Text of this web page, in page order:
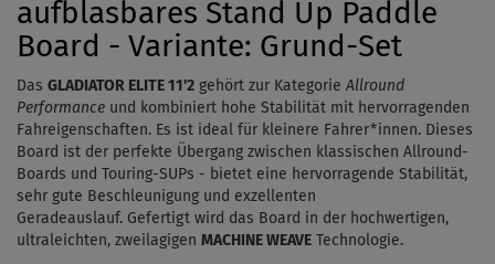
aufblasbares Stand Up Paddle
Board - Variante: Grund-Set
Das GLADIATOR ELITE 11'2 gehört zur KategorieAllround
Performance und kombiniert hohe Stabilität mit hervorragenden
Fahreigenschaften. Es ist ideal für kleinere Fahrer*innen. Dieses
Board ist der perfekte Übergang zwischen klassischen Allround-
Boards und Touring-SUPs - bietet eine hervorragende Stabilität,
sehr gute Beschleunigung und exzellenten
Geradeauslauf. Gefertigt wird das Board in der hochwertigen,
ultraleichten, zweilagigen MACHINE WEAVE Technologie.